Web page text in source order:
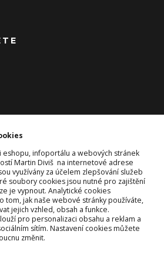
eshopu, infoportálu a webových stránek
Martin Diviš na internetové adrese
využívány za účelem zlepšování služeb
soubory cookies jsou nutné pro zajištění
je vypnout. Analytické cookies
tom, jak naše webové stránky používáte,
jejich vzhled, obsah a funkce.
pro personalizaci obsahu a reklam a
sítím. Nastavení cookies můžete
změnit.